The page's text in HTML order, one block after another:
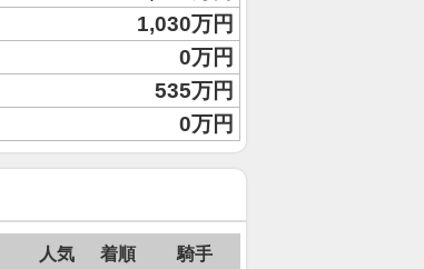
1,030万円
0万円
535万円
0万円
人気 着順 騎手